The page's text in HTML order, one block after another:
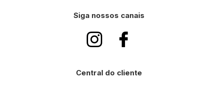
Siga nossos canais
Central do cliente